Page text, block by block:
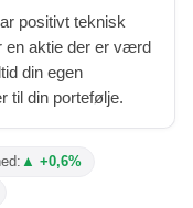
positivt teknisk
en aktie der er værd
din egen
til din portefølje.
▲ +0,6%